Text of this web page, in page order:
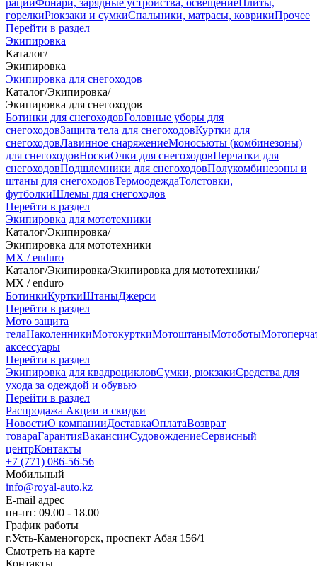
рацииФонари, зарядные устройства, освещениеПлиты,
горелкиРюкзаки и сумкиСпальники, матрасы, коврикиПрочее
Перейти в раздел
Экипировка
Каталог/
Экипировка
Экипировка для снегоходов
Каталог/Экипировка/
Экипировка для снегоходов
Ботинки для снегоходовГоловные уборы для
снегоходовЗащита тела для снегоходовКуртки для
снегоходовЛавинное снаряжениеМоносьюты (комбинезоны)
для снегоходовНоскиОчки для снегоходовПерчатки для
снегоходовПодшлемники для снегоходовПолукомбинезоны и
штаны для снегоходовТермоодеждаТолстовки,
футболкиШлемы для снегоходов
Перейти в раздел
Экипировка для мототехники
Каталог/Экипировка/
Экипировка для мототехники
MX / enduro
Каталог/Экипировка/Экипировка для мототехники/
MX / enduro
БотинкиКурткиШтаныДжерси
Перейти в раздел
Мото защита
телаНаколенникиМотокурткиМотоштаныМотоботы
аксессуары
Перейти в раздел
Экипировка для квадроцикловСумки, рюкзакиСредства для
ухода за одеждой и обувью
Перейти в раздел
Распродажа Акции и скидки
НовостиО компанииДоставкаОплатаВозврат
товараГарантияВакансииСудовождениеСервисный
центрКонтакты
+7 (771) 086-56-56
Мобильный
info@royal-auto.kz
E-mail адрес
пн-пт: 09.00 - 18.00
График работы
г.Усть-Каменогорск, проспект Абая 156/1
Смотреть на карте
Контакты